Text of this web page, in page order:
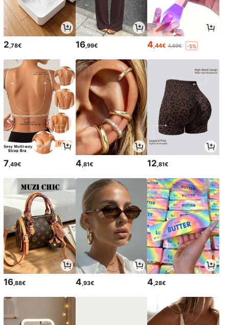
2 ,78€ 16,99€ 4 ,44€ 4,69€ -5%
7,49€ 4,81€ 12,81€
16,88€ 4,93€ 4,28€